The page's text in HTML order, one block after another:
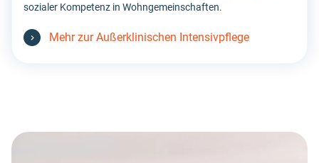
sozialer Kompetenz in Wohngemeinschaften.
Mehr zur Außerklinischen Intensivpflege